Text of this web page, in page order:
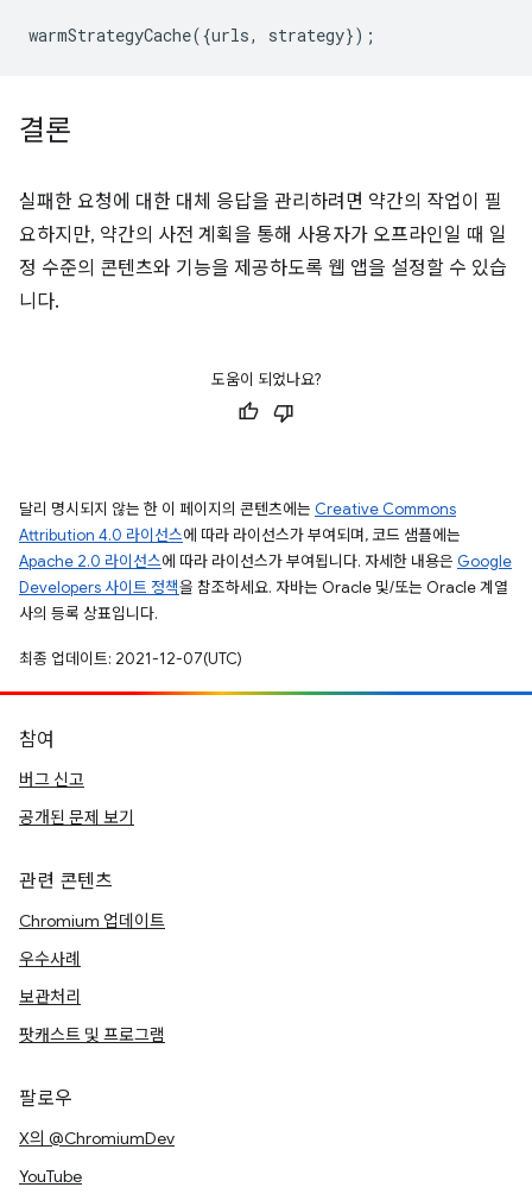
warmStrategyCache({urls, strategy});
결론
실패한 요청에 대한 대체 응답을 관리하려면 약간의 작업이 필
요하지만, 약간의 사전 계획을 통해 사용자가 오프라인일 때 일
정 수준의 콘텐츠와 기능을 제공하도록 웹 앱을 설정할 수 있습
니다.
도움이 되었나요?
달리 명시되지 않는 한 이 페이지의 콘텐츠에는 Creative Commons
Attribution 4.0 라이선스에 따라 라이선스가 부여되며, 코드 샘플에는
Apache 2.0 라이선스에 따라 라이선스가 부여됩니다. 자세한 내용은 Google
Developers 사이트 정책을 참조하세요. 자바는 Oracle 및/또는 Oracle 계열
사의 등록 상표입니다.
최종 업데이트: 2021-12-07(UTC)
참여
버그 신고
공개된 문제 보기
관련 콘텐츠
Chromium 업데이트
우수사례
보관처리
팟캐스트 및 프로그램
팔로우
X의 @ChromiumDev
YouTube